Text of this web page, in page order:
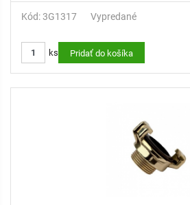
Kód: 3G1317 Vypredané
ks Pridať do košíka